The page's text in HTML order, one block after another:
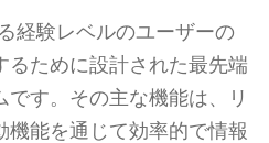
経験レベルのユーザーの
るために設計された最先端
す。その主な機能は、リ
機能を通じて効率的で情報